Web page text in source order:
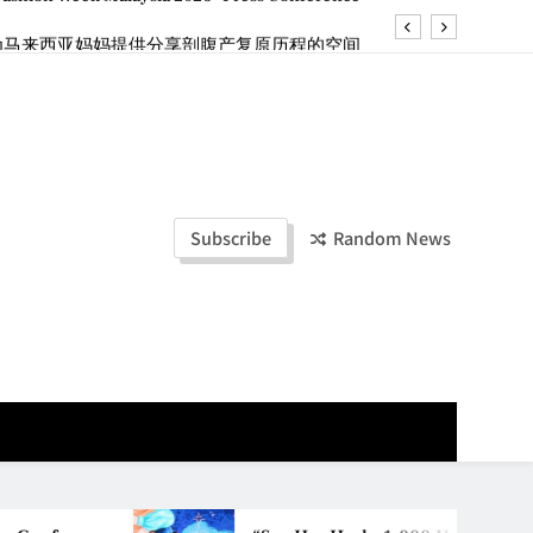
马来西亚妈妈提供分享剖腹产复原历程的空间
Subscribe Random News